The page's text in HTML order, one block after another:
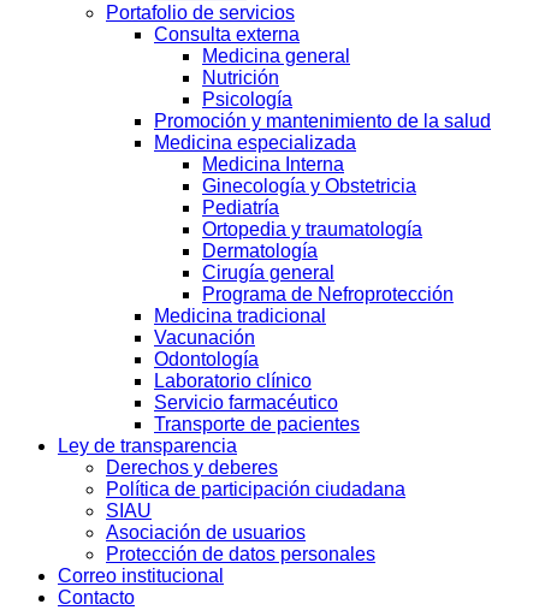
Portafolio de servicios
Consulta externa
Medicina general
Nutrición
Psicología
Promoción y mantenimiento de la salud
Medicina especializada
Medicina Interna
Ginecología y Obstetricia
Pediatría
Ortopedia y traumatología
Dermatología
Cirugía general
Programa de Nefroprotección
Medicina tradicional
Vacunación
Odontología
Laboratorio clínico
Servicio farmacéutico
Transporte de pacientes
Ley de transparencia
Derechos y deberes
Política de participación ciudadana
SIAU
Asociación de usuarios
Protección de datos personales
Correo institucional
Contacto